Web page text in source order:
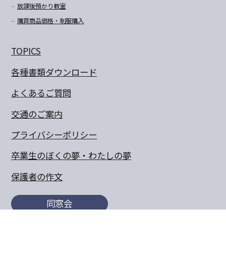
放課後預かり教室
購買商品価格・制服購入
TOPICS
各種書類ダウンロード
よくあるご質問
交通のご案内
プライバシーポリシー
卒業生のぼくの夢・わたしの夢
保護者の作文
同窓会